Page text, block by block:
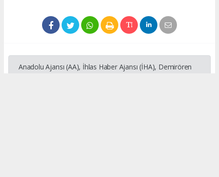
Anadolu Ajansı (AA), İhlas Haber Ajansı (İHA), Demirören